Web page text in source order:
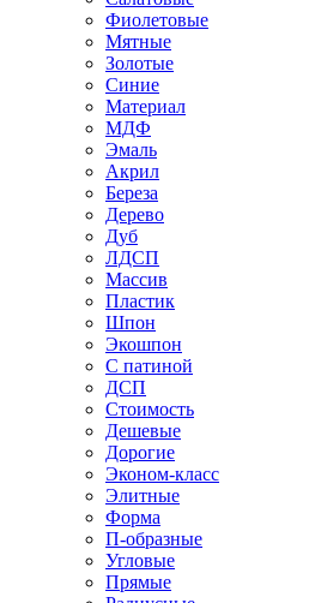
Фиолетовые
Мятные
Золотые
Синие
Материал
МДФ
Эмаль
Акрил
Береза
Дерево
Дуб
ЛДСП
Массив
Пластик
Шпон
Экошпон
С патиной
ДСП
Стоимость
Дешевые
Дорогие
Эконом-класс
Элитные
Форма
П-образные
Угловые
Прямые